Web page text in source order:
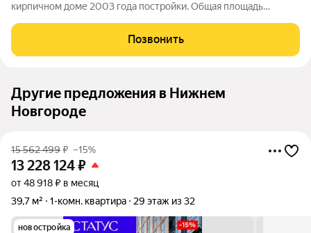
кирпичном доме 2003 года постройки. Общая площадь
Квартира находится на последнем, 12 этаже, что обеспечивает
тишину , есть
Позвонить
Другие предложения в Нижнем
Новгороде
15 562 499₽ –15%
13 228 124₽
от 48 918 ₽ в месяц
39,7 м²
1-комн. квартира 29 этаж из 32
новостройка